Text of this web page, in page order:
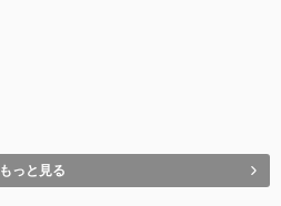
もっと見る